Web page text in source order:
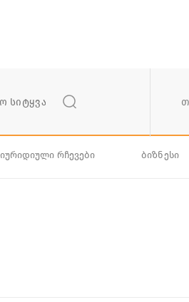
იურიდიული რჩევები ბიზნესი